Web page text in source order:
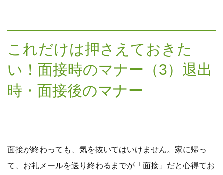
これだけは押さえておきた
い！面接時のマナー（3）退出
時・面接後のマナー
面接が終わっても、気を抜いてはいけません。家に帰っ
て、お礼メールを送り終わるまでが「面接」だと心得てお